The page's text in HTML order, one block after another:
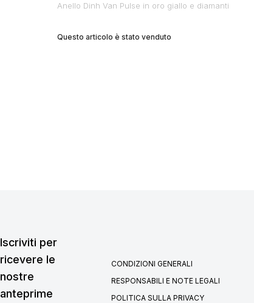
Anello Dinh Van Pulse in oro giallo e diamanti
Questo articolo è stato venduto
Iscriviti per
ricevere le
nostre
anteprime
CONDIZIONI GENERALI
RESPONSABILI E NOTE LEGALI
POLITICA SULLA PRIVACY